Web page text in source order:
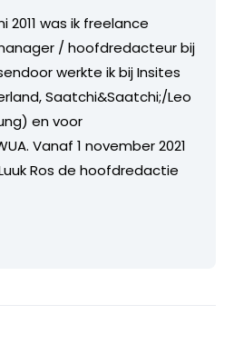
2011 was ik freelance
/ hoofdredacteur bij
werkte ik bij Insites
Saatchi&Saatchi;/Leo
en voor
Vanaf 1 november 2021
Ros de hoofdredactie